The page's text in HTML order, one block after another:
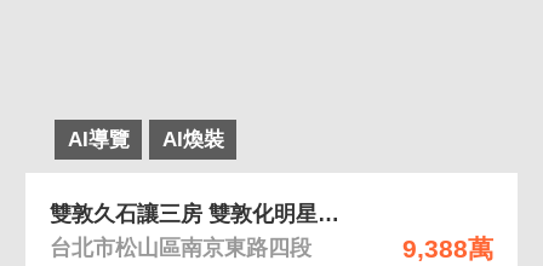
AI導覽 AI煥裝
9,388萬
雙敦久石讓三房 雙敦化明星學區
台北市松山區南京東路四段